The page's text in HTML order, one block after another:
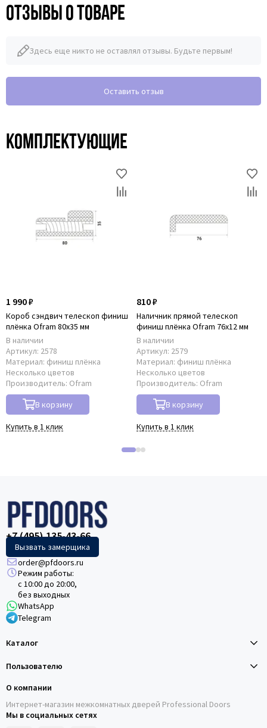
Отзывы о товаре
Здесь еще никто не оставлял отзывы. Будьте первым!
Оставить отзыв
Комплектующие
1 990 ₽
Короб сэндвич телескоп финиш
плёнка Ofram 80х35 мм
В наличии
Артикул: 2578
Материал: финиш плёнка
Несколько цветов
Производитель: Ofram
В корзину
Купить в 1 клик
810 ₽
Наличник прямой телескоп
финиш плёнка Ofram 76х12 мм
В наличии
Артикул: 2579
Материал: финиш плёнка
Несколько цветов
Производитель: Ofram
В корзину
Купить в 1 клик
+7 (495) 135-43-66
Вызвать замерщика
order@pfdoors.ru
Режим работы:
с 10:00 до 20:00,
без выходных
WhatsApp
Telegram
Каталог
Пользователю
О компании
Интернет-магазин межкомнатных дверей Professional Doors
Мы в социальных сетях